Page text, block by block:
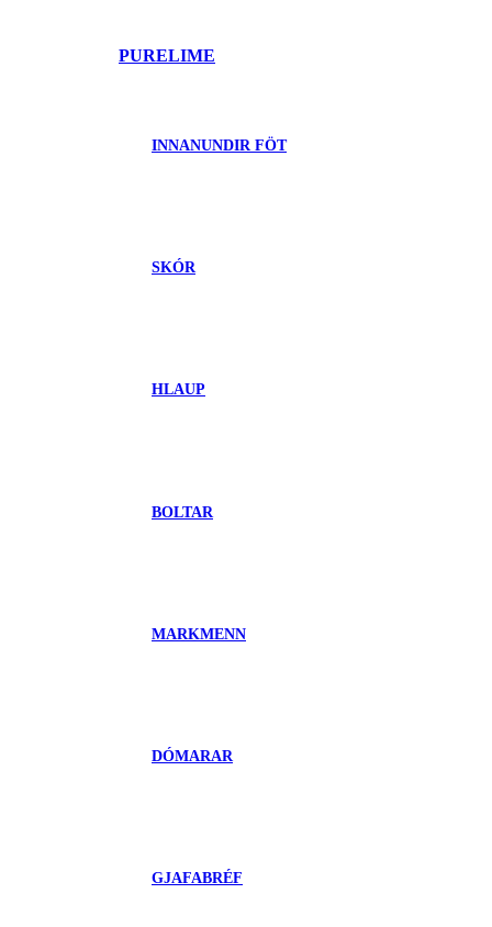
PURELIME
INNANUNDIR FÖT
SKÓR
HLAUP
BOLTAR
MARKMENN
DÓMARAR
GJAFABRÉF